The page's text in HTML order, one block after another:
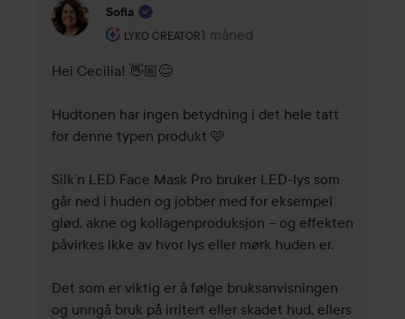
Sofia
LYKO CREATOR
Brukerens rolle: Lyko Creator.
1 måned
Kommentaren lades 1 måned
Hei Cecilia! 👋🏼😊
Hudtonen har ingen betydning i det hele tatt
for denne typen produkt 🩷
Silk’n LED Face Mask Pro bruker LED-lys som
går ned i huden og jobber med for eksempel
glød, akne og kollagenproduksjon – og effekten
påvirkes ikke av hvor lys eller mørk huden er.
Det som er viktig er å følge bruksanvisningen
og unngå bruk på irritert eller skadet hud, ellers